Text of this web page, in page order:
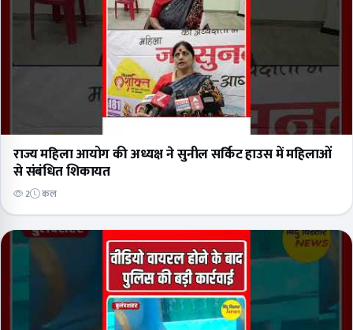
राज्य महिला आयोग की अध्यक्ष ने सुनील सर्किट हाउस में महिलाओं
से संबंधित शिकायत
2 कल